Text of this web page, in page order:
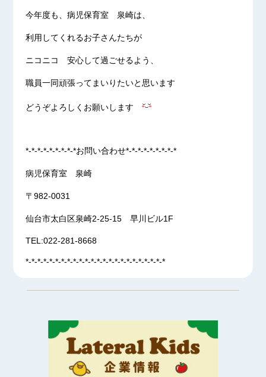
今年度も、病児保育室 泉崎は、
利用してくれるお子さんたちが
ニコニコ 安心して過ごせるよう、
職員一同頑張ってまいりたいと思います
どうぞよろしくお願いします
*-*-*-*-*-*-*-*-*お問い合わせ*-*-*-*-*-*-*-*-*
病児保育室 泉崎
〒982-0031
仙台市太白区泉崎2-25-15 早川ビル1F
TEL:022-281-8668
*-*-*-*-*-*-*-*-*-*-*-*-*-*-*-*-*-*-*-*-*-*-*-*